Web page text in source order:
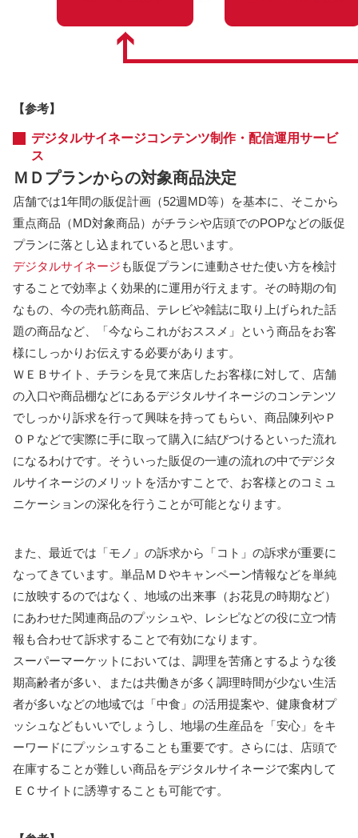
【参考】
デジタルサイネージコンテンツ制作・配信運用サービ
ス
ＭＤプランからの対象商品決定
店舗では1年間の販促計画（52週MD等）を基本に、そこから
重点商品（MD対象商品）がチラシや店頭でのPOPなどの販促
プランに落とし込まれていると思います。
デジタルサイネージ も販促プランに連動させた使い方を検討
することで効率よく効果的に運用が行えます。その時期の旬
なもの、今の売れ筋商品、テレビや雑誌に取り上げられた話
題の商品など、「今ならこれがおススメ」という商品をお客
様にしっかりお伝えする必要があります。
ＷＥＢサイト、チラシを見て来店したお客様に対して、店舗
の入口や商品棚などにあるデジタルサイネージのコンテンツ
でしっかり訴求を行って興味を持ってもらい、商品陳列やＰ
ＯＰなどで実際に手に取って購入に結びつけるといった流れ
になるわけです。そういった販促の一連の流れの中でデジタ
ルサイネージのメリットを活かすことで、お客様とのコミュ
ニケーションの深化を行うことが可能となります。
また、最近では「モノ」の訴求から「コト」の訴求が重要に
なってきています。単品ＭＤやキャンペーン情報などを単純
に放映するのではなく、地域の出来事（お花見の時期など）
にあわせた関連商品のプッシュや、レシピなどの役に立つ情
報も合わせて訴求することで有効になります。
スーパーマーケットにおいては、調理を苦痛とするような後
期高齢者が多い、または共働きが多く調理時間が少ない生活
者が多いなどの地域では「中食」の活用提案や、健康食材プ
ッシュなどもいいでしょうし、地場の生産品を「安心」をキ
ーワードにプッシュすることも重要です。さらには、店頭で
在庫することが難しい商品をデジタルサイネージで案内して
ＥＣサイトに誘導することも可能です。